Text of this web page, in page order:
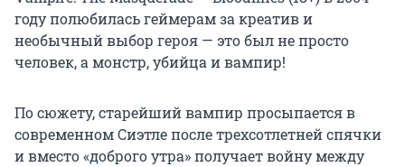
году полюбилась геймерам за креатив и
необычный выбор героя — это был не просто
человек, а монстр, убийца и вампир!
По сюжету, старейший вампир просыпается в
современном Сиэтле после трехсотлетней спячки
и вместо «доброго утра» получает войну между